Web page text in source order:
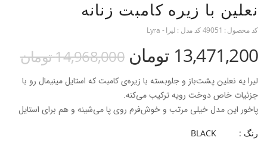
نعلین با زیره کامبت زنانه
کد محصول : 49051کد مدل : لیرا - Lyra
13,471,200 تومان 14,968,000 تومان
لیرا یه نعلین پشت‌باز و جلو‌بسته با زیره‌ی کامبت که استایل مینیمال رو با
جزئیات خاص دوخت رویه ترکیب می‌کنه.
پاخور این مدل خیلی مرتب و خوش‌فرم روی پا می‌شینه و هم برای استایل
رنگ : BLACK